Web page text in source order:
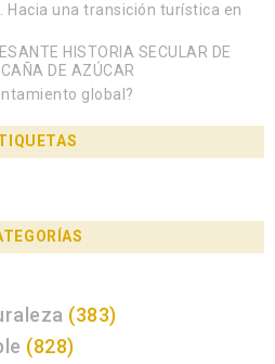
Hacia una transición turística en
HISTORIA SECULAR DE
DE AZÚCAR
global?
(383)
(828)